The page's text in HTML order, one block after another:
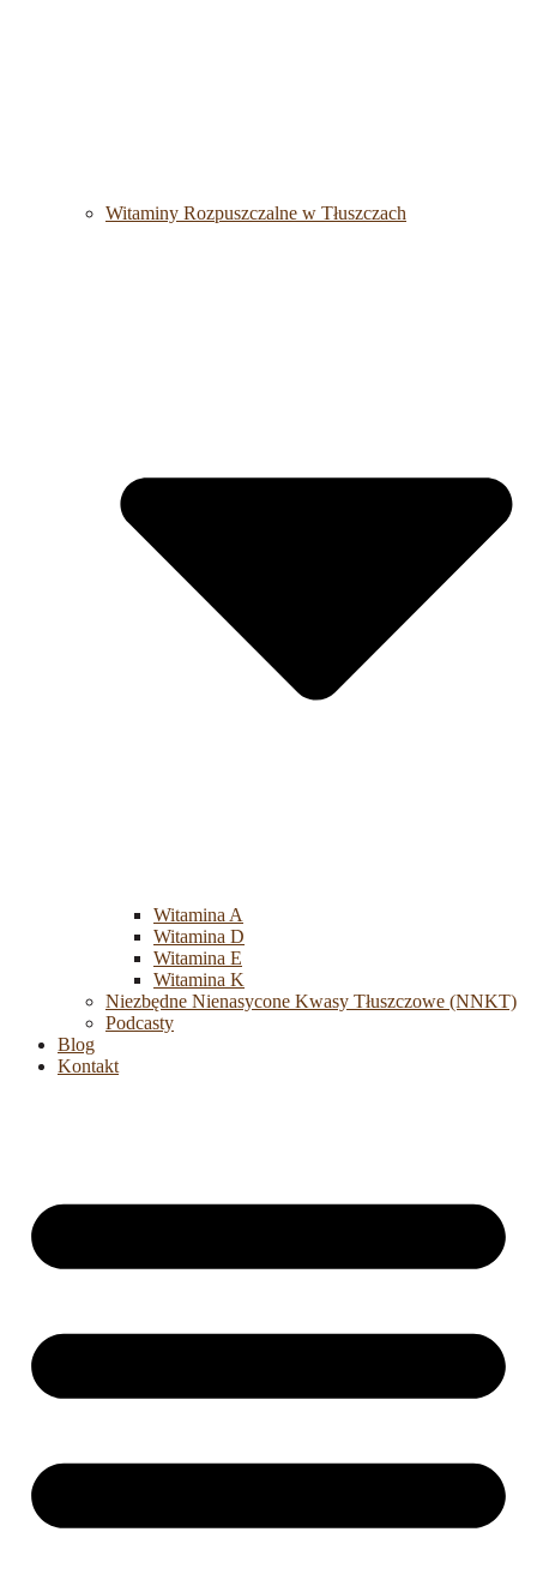
Witaminy Rozpuszczalne w Tłuszczach
Witamina A
Witamina D
Witamina E
Witamina K
Niezbędne Nienasycone Kwasy Tłuszczowe (NNKT)
Podcasty
Blog
Kontakt